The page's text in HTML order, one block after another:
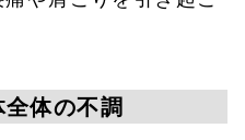
体の不調